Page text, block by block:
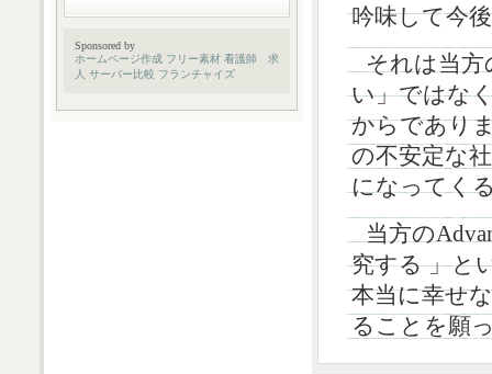
吟味して今
それは当
い」ではな
からであり
の不安定な
になってく
当方の
究する 」と
本当に幸せ
ることを願
Sponsored by
ホームページ作成 フリー素材 看護師 求
人 サーバー比較 フランチャイズ